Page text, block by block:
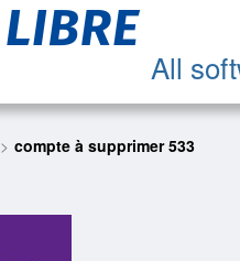
All
compte à supprimer 533